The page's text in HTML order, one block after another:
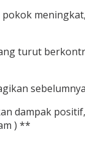
turut
dampak
) **